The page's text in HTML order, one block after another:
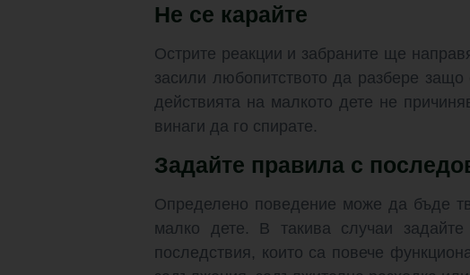
Не се карайте
Острите реакции и забраните ще
засили любопитството да разбере
действията на малкото дете не
винаги да го спирате.
Задайте правила с
Определено поведение може да бъде
малко дете. В такива случаи
последствия, които са повече